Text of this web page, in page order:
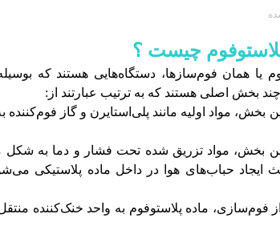
چیست ؟
یا همان فوم‌سازها، دستگاه‌هایی هستند که
بخش اصلی هستند که به ترتیب عبارتند از:
بخش، مواد اولیه مانند پلی‌استایرن و گاز
بخش، مواد تزریق شده تحت فشار و دما به شکل
ایجاد حباب‌های هوا در داخل ماده پلاستیکی
فوم‌سازی، ماده پلاستوفوم به واحد خنک‌کننده